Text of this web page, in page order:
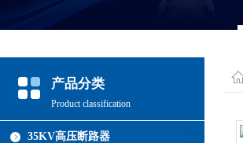
产品分类
Product classification
35KV高压断路器